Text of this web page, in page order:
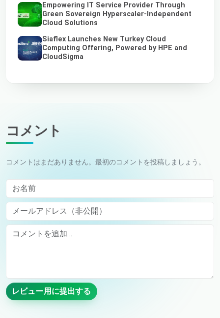
Empowering IT Service Provider Through
Green Sovereign Hyperscaler-Independent
Cloud Solutions
Siaflex Launches New Turkey Cloud
Computing Offering, Powered by HPE and
CloudSigma
コメント
コメントはまだありません。最初のコメントを投稿しましょう。
お名前
メールアドレス（非公開）
Comment
レビュー用に提出する